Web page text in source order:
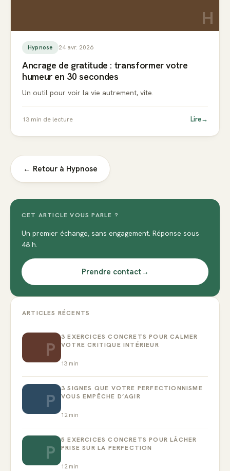
H
Hypnose 24 avr. 2026
Ancrage de gratitude : transformer votre
humeur en 30 secondes
Un outil pour voir la vie autrement, vite.
13 min de lecture Lire→
← Retour à Hypnose
CET ARTICLE VOUS PARLE ?
Un premier échange, sans engagement. Réponse sous
48 h.
Prendre contact→
ARTICLES RÉCENTS
P
3 EXERCICES CONCRETS POUR CALMER
VOTRE CRITIQUE INTÉRIEUR
13 min
P
3 SIGNES QUE VOTRE PERFECTIONNISME
VOUS EMPÊCHE D’AGIR
12min
P
5 EXERCICES CONCRETS POUR LÂCHER
PRISE SUR LA PERFECTION
12min